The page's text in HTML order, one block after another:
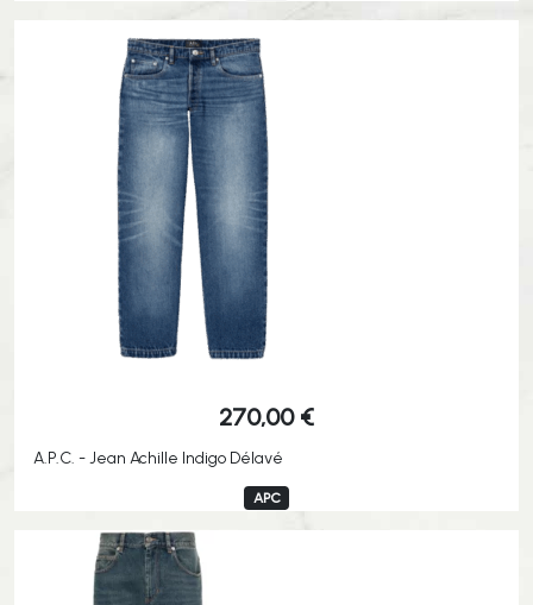
270,00 €
A.P.C. - Jean Achille Indigo Délavé
APC